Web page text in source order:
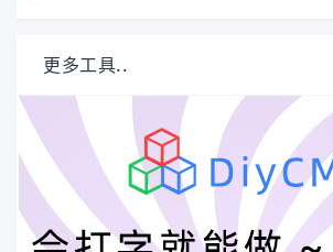
更多工具..